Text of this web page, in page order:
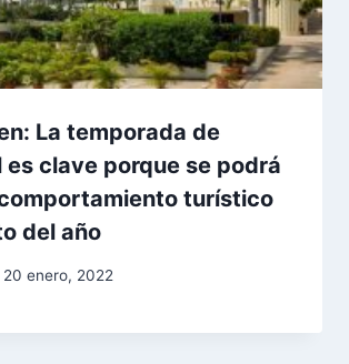
La temporada de
es clave porque se podrá
turístico
del año
20 enero, 2022